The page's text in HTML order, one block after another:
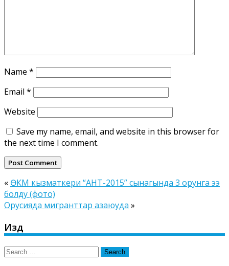
Name *
Email *
Website
Save my name, email, and website in this browser for
the next time I comment.
« ӨКМ кызматкери “АНТ-2015” сынагында 3 орунга ээ
болду (фото)
Орусияда мигранттар азаюуда »
Издөө
Search